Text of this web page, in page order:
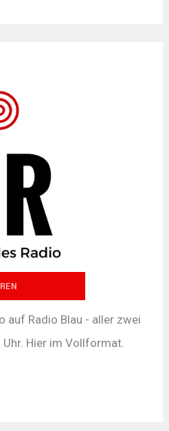
auf Radio Blau - aller zwei
Hier im Vollformat.